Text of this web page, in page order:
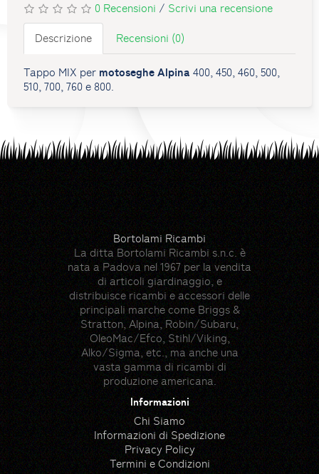
0 Recensioni / Scrivi una recensione
Descrizione Recensioni (0)
Tappo MIX per motoseghe Alpina 400, 450, 460, 500,
510, 700, 760 e 800.
Bortolami Ricambi
La ditta Bortolami Ricambi s.n.c. è
nata a Padova nel 1967 per la vendita
di articoli giardinaggio, e
distribuisce ricambi e accessori delle
principali marche come Briggs &
Stratton, Alpina, Robin/Subaru,
OleoMac/Efco, Stihl/Viking,
Alko/Sigma, etc., ma anche una
vasta gamma di ricambi di
produzione americana.
Informazioni
Chi Siamo
Informazioni di Spedizione
Privacy Policy
Termini e Condizioni